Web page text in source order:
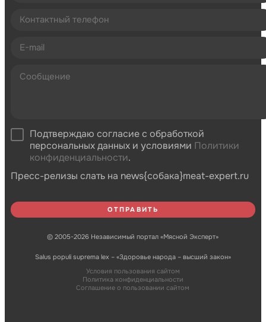
Подтверждаю согласие с обработкой
персональных данных и условиями Политики
конфиденциальности.
Пресс-релизы слать на news{собака}meat-expert.ru
© 2005-2026 Независимый портал «Мясной Эксперт»
Salus populi suprema lex – «Здоровье народа – высший закон»
Условия пользования сайтом
Политика конфиденциальности
Соглашение о пользовании сайтом